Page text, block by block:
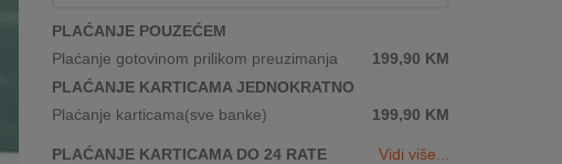
PLAĆANJE POUZEĆEM
Plaćanje gotovinom prilikom preuzimanja
199,90 KM
PLAĆANJE KARTICAMA JEDNOKRATNO
Plaćanje karticama(sve banke)
199,90 KM
PLAĆANJE KARTICAMA DO 24 RATE
Vidi više...